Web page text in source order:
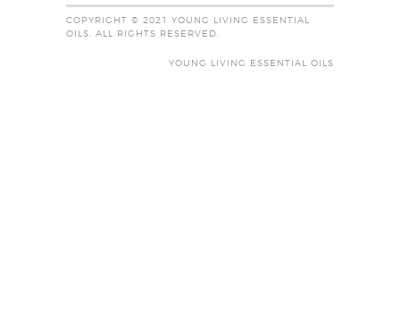
COPYRIGHT © 2021 YOUNG LIVING ESSENTIAL
OILS. ALL RIGHTS RESERVED.
YOUNG LIVING ESSENTIAL OILS